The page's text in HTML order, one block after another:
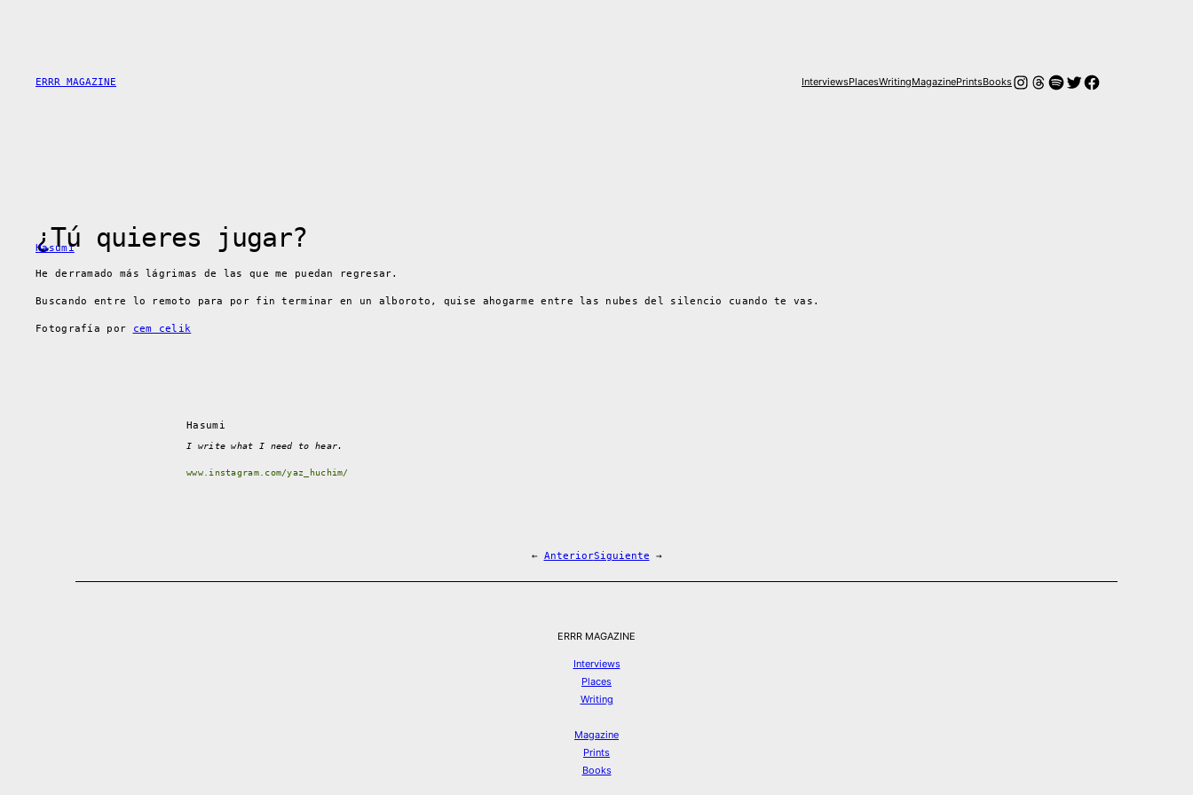
ERRR MAGAZINE InterviewsPlacesWritingMagazinePrintsBooksInstagram
Hilos
Spotify
Twitter
Facebook
¿Tú quieres jugar?
Hasumi
He derramado más lágrimas de las que me puedan regresar.
Buscando entre lo remoto para por fin terminar en un alboroto, quise ahogarme entre las nubes del silencio cuando te vas.
Fotografía por cem celik
Hasumi
I write what I need to hear.
www.instagram.com/yaz_huchim/
← AnteriorSiguiente →
ERRR MAGAZINE
Interviews
Places
Writing
Magazine
Prints
Books